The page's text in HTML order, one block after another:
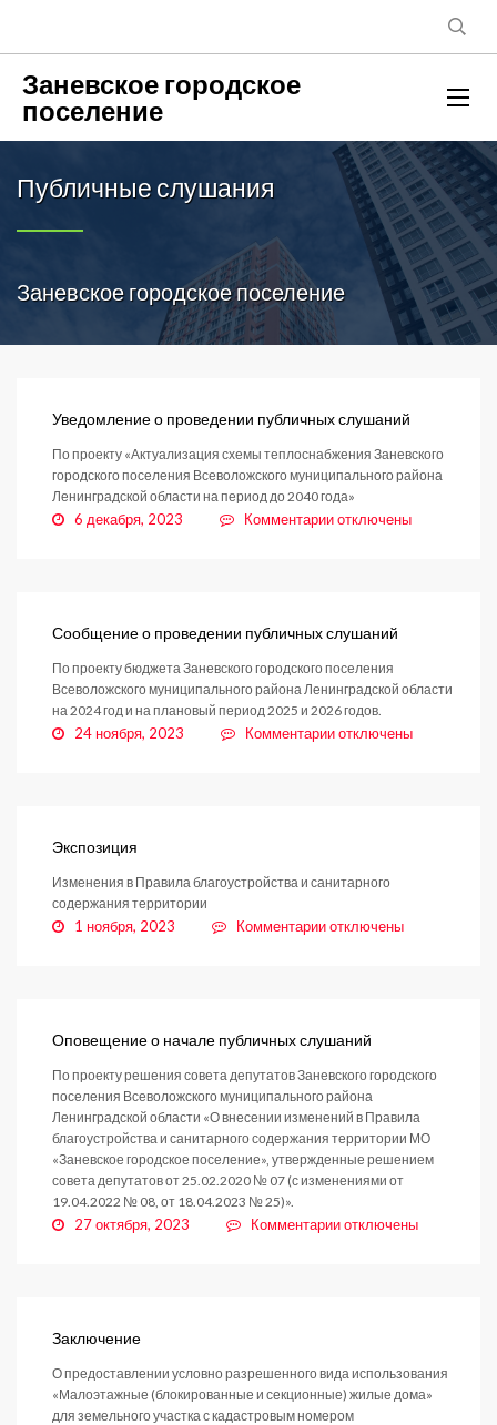
Заневское городское
поселение
Публичные слушания
Заневское городское поселение
Уведомление о проведении публичных слушаний
По проекту «Актуализация схемы теплоснабжения Заневского
городского поселения Всеволожского муниципального района
Ленинградской области на период до 2040 года»
6 декабря, 2023 Комментариик
публичных
отключены
Сообщение о проведении публичных слушаний
По проекту бюджета Заневского городского поселения
Всеволожского муниципального района Ленинградской области
на 2024 год и на плановый период 2025 и 2026 годов.
24 ноября, 2023 Комментариикотключены
Экспозиция
Изменения в Правила благоустройства и санитарного
содержания территории
1 ноября, 2023 Комментариикотключены
Оповещение о начале публичных слушаний
По проекту решения совета депутатов Заневского городского
поселения Всеволожского муниципального района
Ленинградской области «О внесении изменений в Правила
благоустройства и санитарного содержания территории МО
«Заневское городское поселение», утвержденные решением
совета депутатов от 25.02.2020 № 07 (с изменениями от
19.04.2022 № 08, от 18.04.2023 № 25)».
27 октября, 2023 Комментариикотключены
Заключение
О предоставлении условно разрешенного вида использования
«Малоэтажные (блокированные и секционные) жилые дома»
для земельного участка с кадастровым номером